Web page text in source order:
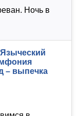
Ночь в
– выпечка